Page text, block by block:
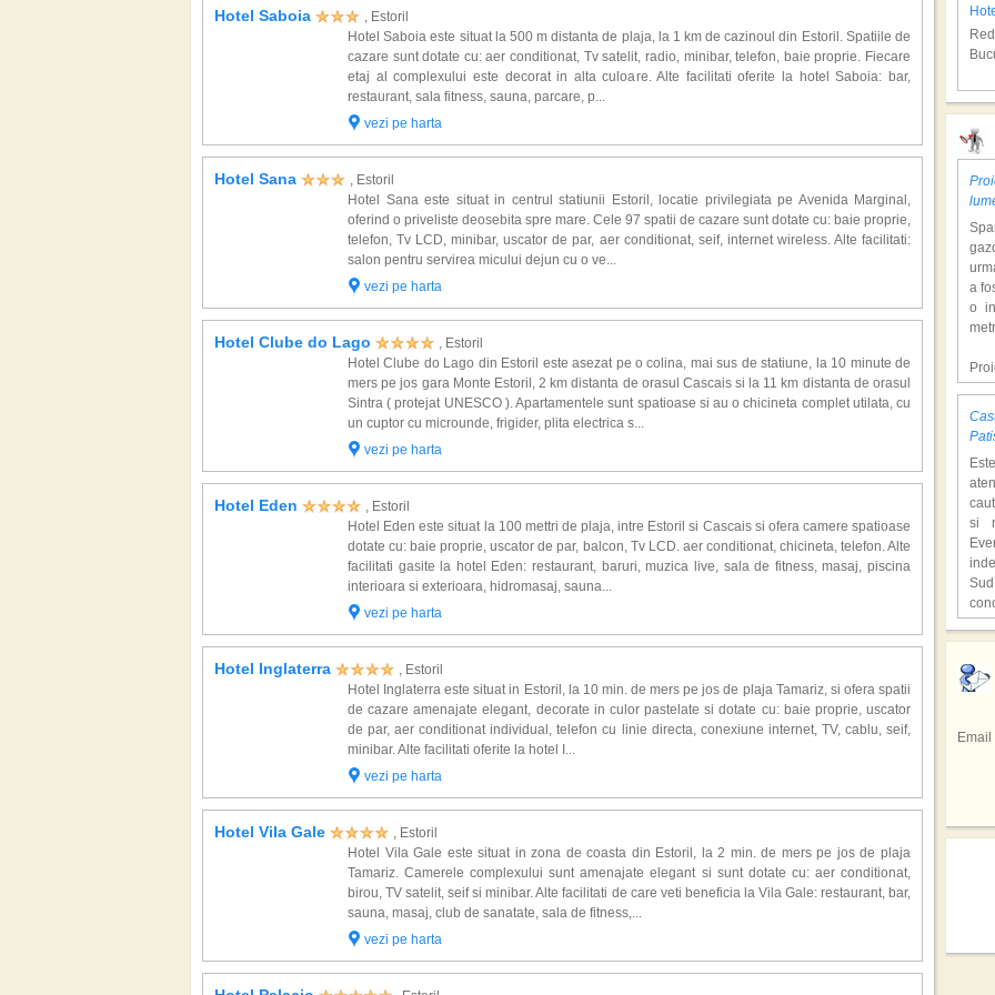
Portugalia se afla in Estoril (Clubul de Golf din Estoril si de terenul Penha Longa), acestea avand si o panorama
deosebita. In Estoril sunt amenajate peste 20 terenuri de tenis de camp, tote deschise pana seara tarziu.
Hotel Saboia
, Estoril
Hotel Saboia este situat la 500 m distanta de plaja, la 1 km de cazinoul din Estoril. Spatiile de
cazare sunt dotate cu: aer conditionat, Tv satelit, radio, minibar, telefon, baie proprie. Fiecare
etaj al complexului este decorat in alta culoare. Alte facilitati oferite la hotel Saboia: bar,
restaurant, sala fitness, sauna, parcare, p...
vezi pe harta
Hotel Sana
, Estoril
Hotel Sana este situat in centrul statiunii Estoril, locatie privilegiata pe Avenida Marginal,
oferind o priveliste deosebita spre mare. Cele 97 spatii de cazare sunt dotate cu: baie proprie,
telefon, Tv LCD, minibar, uscator de par, aer conditionat, seif, internet wireless. Alte facilitati:
salon pentru servirea micului dejun cu o ve...
vezi pe harta
Hotel Clube do Lago
, Estoril
Hotel Clube do Lago din Estoril este asezat pe o colina, mai sus de statiune, la 10 minute de
mers pe jos gara Monte Estoril, 2 km distanta de orasul Cascais si la 11 km distanta de orasul
Sintra ( protejat UNESCO ). Apartamentele sunt spatioase si au o chicineta complet utilata, cu
un cuptor cu microunde, frigider, plita electrica s...
vezi pe harta
Hotel Eden
, Estoril
Hotel Eden este situat la 100 mettri de plaja, intre Estoril si Cascais si ofera camere spatioase
dotate cu: baie proprie, uscator de par, balcon, Tv LCD. aer conditionat, chicineta, telefon. Alte
facilitati gasite la hotel Eden: restaurant, baruri, muzica live, sala de fitness, masaj, piscina
interioara si exterioara, hidromasaj, sauna...
vezi pe harta
Hotel Inglaterra
, Estoril
Hotel Inglaterra este situat in Estoril, la 10 min. de mers pe jos de plaja Tamariz, si ofera spatii
de cazare amenajate elegant, decorate in culor pastelate si dotate cu: baie proprie, uscator
de par, aer conditionat individual, telefon cu linie directa, conexiune internet, TV, cablu, seif,
minibar. Alte facilitati oferite la hotel I...
vezi pe harta
Hotel Vila Gale
, Estoril
Hotel Vila Gale este situat in zona de coasta din Estoril, la 2 min. de mers pe jos de plaja
Tamariz. Camerele complexului sunt amenajate elegant si sunt dotate cu: aer conditionat,
birou, TV satelit, seif si minibar. Alte facilitati de care veti beneficia la Vila Gale: restaurant, bar,
sauna, masaj, club de sanatate, sala de fitness,...
vezi pe harta
a
o
o
o
si
In
Email